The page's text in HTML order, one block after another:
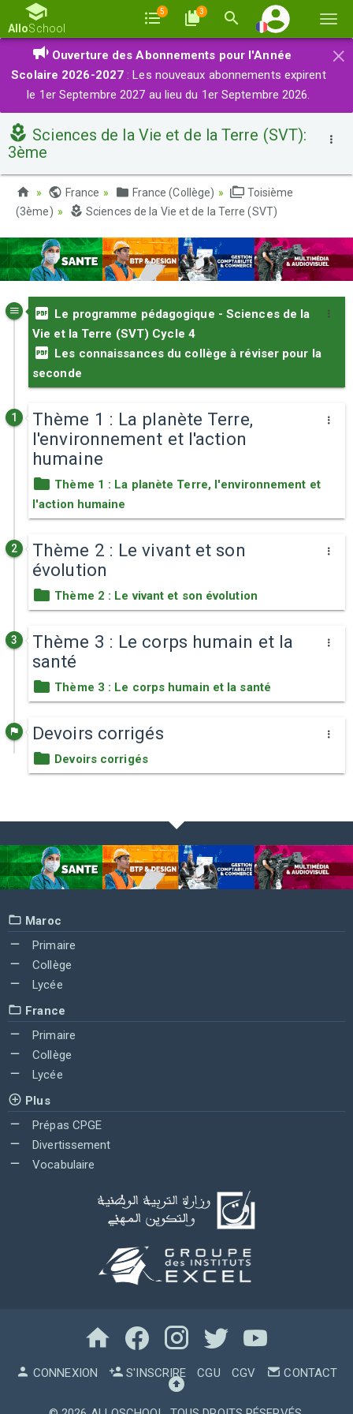
la
AlloSchool
5 3
×
Ouverture des Abonnements pour l'Année
Scolaire 2026-2027 : Les nouveaux abonnements expirent
le 1er Septembre 2027 au lieu du 1er Septembre 2026.
Sciences de la Vie et de la Terre (SVT):
3ème
France France (Collège)
Toisième
(3ème)
Sciences de la Vie et de la Terre (SVT)
Le programme pédagogique - Sciences de la
Vie et la Terre (SVT) Cycle 4
Les connaissances du collège à réviser pour la
seconde
1
Thème 1 : La planète Terre,
l'environnement et l'action
humaine
Thème 1 : La planète Terre, l'environnement et
l'action humaine
2
Thème 2 : Le vivant et son
évolution
Thème 2 : Le vivant et son évolution
3
Thème 3 : Le corps humain et la
santé
Thème 3 : Le corps humain et la santé
Devoirs corrigés
Devoirs corrigés
Maroc
Primaire
Collège
Lycée
France
Primaire
Collège
Lycée
Plus
Prépas CPGE
Divertissement
Vocabulaire
CONNEXION S'INSCRIRE CGU CGV CONTACT